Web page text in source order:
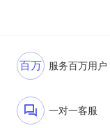
百万 服务百万用户
一对一客服